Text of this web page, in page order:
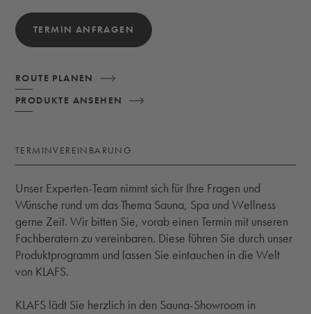
TERMIN ANFRAGEN
ROUTE PLANEN
PRODUKTE ANSEHEN
TERMINVEREINBARUNG
Unser Experten-Team nimmt sich für Ihre Fragen und
Wünsche rund um das Thema Sauna, Spa und Wellness
gerne Zeit. Wir bitten Sie, vorab einen Termin mit unseren
Fachberatern zu vereinbaren. Diese führen Sie durch unser
Produktprogramm und lassen Sie eintauchen in die Welt
von KLAFS.
KLAFS lädt Sie herzlich in den Sauna-Showroom in